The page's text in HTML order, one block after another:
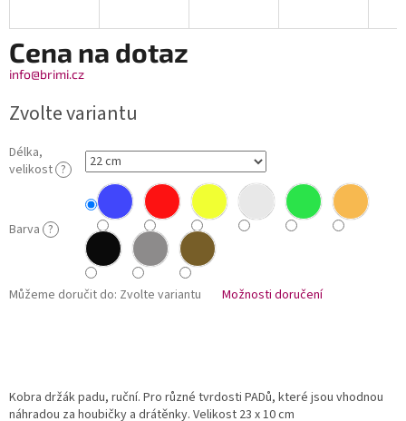
Cena na dotaz
info@brimi.cz
Zvolte variantu
Délka,
velikost ?
Barva ?
Můžeme doručit do: Zvolte variantu Možnosti doručení
Kobra držák padu, ruční. Pro různé tvrdosti PADů, které jsou vhodnou
náhradou za houbičky a drátěnky. Velikost 23 x 10 cm